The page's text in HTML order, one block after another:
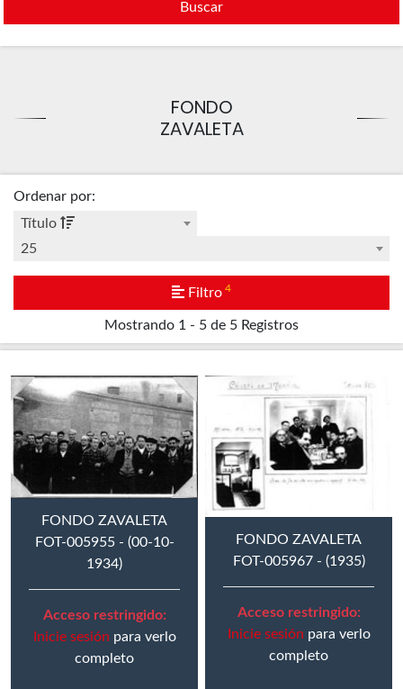
Buscar
FONDO
ZAVALETA
Mostrando 1 - 5 de 5 Registros
Ordenar por:
Título
25
Filtro 4
FONDO ZAVALETA
FOT-005955 - (00-10-
1934)
Acceso restringido:
Inicie sesión para verlo
completo
FONDO ZAVALETA
FOT-005967 - (1935)
Acceso restringido:
Inicie sesión para verlo
completo